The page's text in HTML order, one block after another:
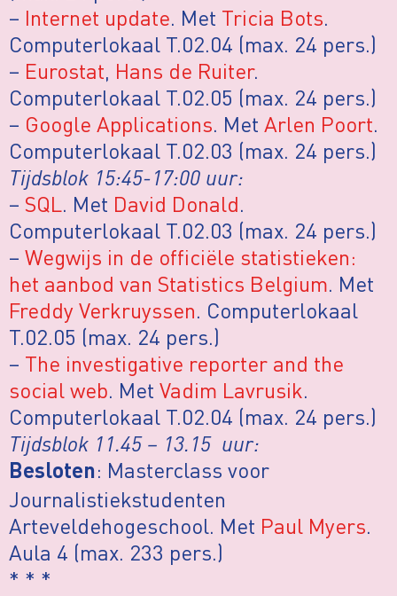
– Internet update. Met Tricia Bots.
Computerlokaal T.02.04 (max. 24 pers.)
– Eurostat, Hans de Ruiter.
Computerlokaal T.02.05 (max. 24 pers.)
– Google Applications. Met Arlen Poort.
Computerlokaal T.02.03 (max. 24 pers.)
Tijdsblok 15:45-17:00 uur:
– SQL. Met David Donald.
Computerlokaal T.02.03 (max. 24 pers.)
– Wegwijs in de officiële statistieken:
het aanbod van Statistics Belgium. Met
Freddy Verkruyssen. Computerlokaal
T.02.05 (max. 24 pers.)
– The investigative reporter and the
social web. Met Vadim Lavrusik.
Computerlokaal T.02.04 (max. 24 pers.)
Tijdsblok 11.45 – 13.15 uur:
Besloten: Masterclass voor
Journalistiekstudenten
Arteveldehogeschool. Met Paul Myers.
Aula 4 (max. 233 pers.)
* * *